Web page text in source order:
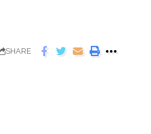
SHARE